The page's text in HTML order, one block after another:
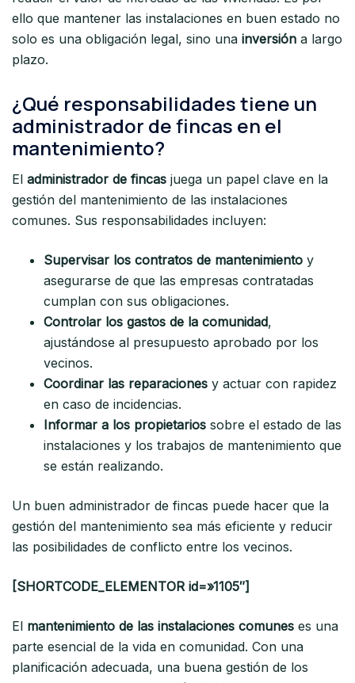
ello que mantener las instalaciones en buen estado no
solo es una obligación legal, sino una inversión a largo
plazo.
¿Qué responsabilidades tiene un
administrador de fincas en el
mantenimiento?
El administrador de fincas juega un papel clave en la
gestión del mantenimiento de las instalaciones
comunes. Sus responsabilidades incluyen:
Supervisar los contratos de mantenimiento y
asegurarse de que las empresas contratadas
cumplan con sus obligaciones.
Controlar los gastos de la comunidad,
ajustándose al presupuesto aprobado por los
vecinos.
Coordinar las reparaciones y actuar con rapidez
en caso de incidencias.
Informar a los propietarios sobre el estado de las
instalaciones y los trabajos de mantenimiento que
se están realizando.
Un buen administrador de fincas puede hacer que la
gestión del mantenimiento sea más eficiente y reducir
las posibilidades de conflicto entre los vecinos.
[SHORTCODE_ELEMENTOR id=»1105″]
El mantenimiento de las instalaciones comunes es una
parte esencial de la vida en comunidad. Con una
planificación adecuada, una buena gestión de los